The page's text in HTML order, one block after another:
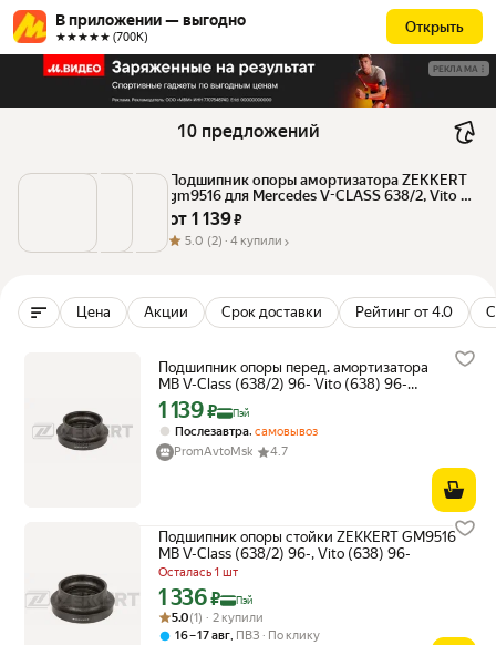
В приложении — выгодно
★★★★★ (700К)
Открыть
РЕКЛАМА
10 предложений
Подшипник опоры амортизатора ZEKKERT
gm9516 для Mercedes V-CLASS 638/2, Vito
638
от 1 139 ₽
5.0 (2) · 4 купили
Цена Акции Срок доставки Рейтинг от 4.0
Подшипник опоры перед. амортизатора
MB V-Class (638/2) 96- Vito (638) 96-
Zekkert арт. gm-9516
Цена с картой Яндекс Пэй 1139 ₽ вместо
1 139₽ Пэй
Послезавтра, самовывоз
PromAvtoMsk
4.7
Подшипник опоры стойки ZEKKERT GM9516
MB V-Class (638/2) 96-, Vito (638) 96-
Осталась 1 шт
Цена с картой Яндекс Пэй 1336 ₽ вместо
1 336₽ Пэй
Рейтинг товара: 5.0 из 5
Оценок: (1) · 2 купили
5.0(1) · 2 купили
16 – 17 авг, ПВЗ
По клику